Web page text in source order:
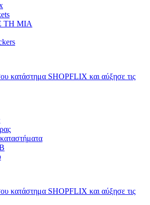
ΤΗ ΜΙΑ
κατάστημα SHOPFLIX και αύξησε τις
κατάστημα SHOPFLIX και αύξησε τις